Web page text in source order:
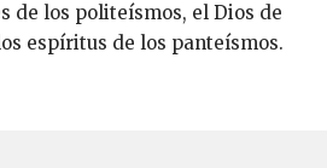
de los politeísmos, el Dios de
espíritus de los panteísmos.